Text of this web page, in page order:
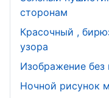
сторонам
Красочный ,
узора
Изображение
Ночной рисунок